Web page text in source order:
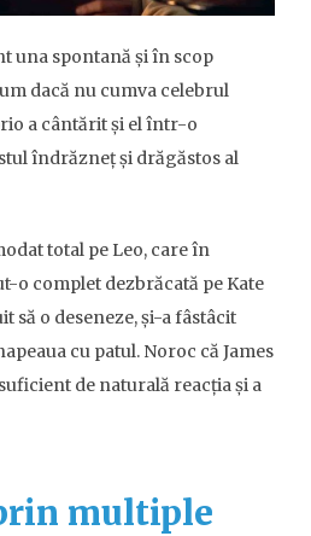
una spontană și în scop
dacă nu cumva celebrul
a cântărit și el într-o
îndrăzneț și drăgăstos al
total pe Leo, care în
o complet dezbrăcată pe Kate
să o deseneze, și-a fâstâcit
cu patul. Noroc că James
de naturală reacția și a
multiple